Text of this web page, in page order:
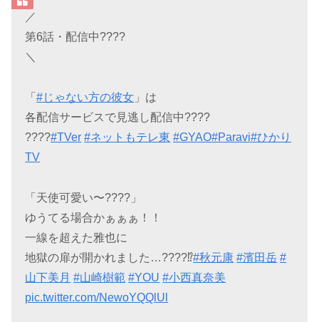
／
第6話・配信中????
＼
「#じゃない方の彼女 」は
各配信サービスで見逃し配信中????
????#TVer #ネットもテレ東 #GYAO#Paravi#ひかり
TV
「天使可愛い〜????」
ゆうてる場合かぁぁぁ！！
一線を超えた雅也に
地獄の扉が開かれました…????⁉️#秋元康 #濱田岳 #
山下美月 #山崎樹範 #YOU #小西真奈美
pic.twitter.com/NewoYQQlUl